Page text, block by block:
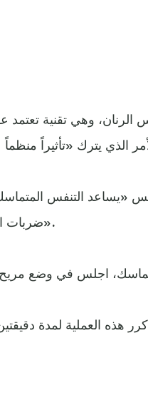
«يساعد التنفس
ضربات القلب، وزيادة القدرة على التعامل مع التوتر».
اجلس في وضع مريح